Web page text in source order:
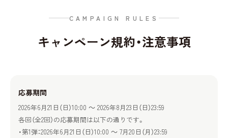
CAMPAIGN RULES
キャンペーン規約・注意事項
応募期間
2026年6月21日（日）10:00 ～ 2026年8月23日（日）23:59
各回（全2回）の応募期間は以下の通りです。
・第1弾：2026年6月21日（日）10:00 ～ 7月20日（月）23:59